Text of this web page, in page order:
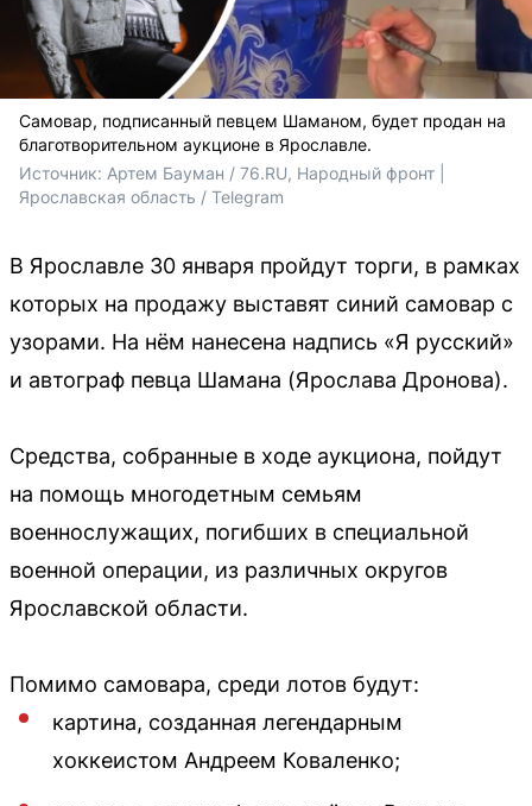
Самовар, подписанный певцем Шаманом, будет продан на
благотворительном аукционе в Ярославле.
Источник: Артем Бауман / 76.RU, Народный фронт |
Ярославская область / Telegram
В Ярославле 30 января пройдут торги, в рамках
которых на продажу выставят синий самовар с
узорами. На нём нанесена надпись «Я русский»
и автограф певца Шамана (Ярослава Дронова).
Средства, собранные в ходе аукциона, пойдут
на помощь многодетным семьям
военнослужащих, погибших в специальной
военной операции, из различных округов
Ярославской области.
Помимо самовара, среди лотов будут:
картина, созданная легендарным
хоккеистом Андреем Коваленко;